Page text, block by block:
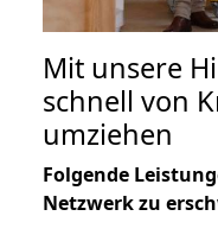
Mit unsere
schnell von
umziehen
Folgende
Netzwerk zu